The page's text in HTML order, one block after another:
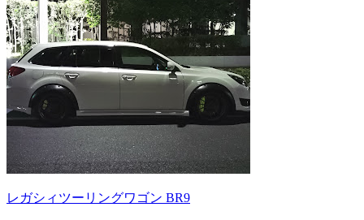
レガシィツーリングワゴン BR9